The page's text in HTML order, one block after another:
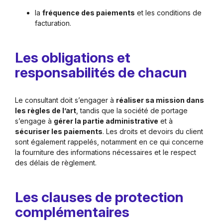
la fréquence des paiements et les conditions de
facturation.
Les obligations et
responsabilités de chacun
Le consultant doit s’engager à réaliser sa mission dans
les règles de l’art , tandis que la société de portage
s’engage à gérer la partie administrative et à
sécuriser les paiements. Les droits et devoirs du client
sont également rappelés, notamment en ce qui concerne
la fourniture des informations nécessaires et le respect
des délais de règlement.
Les clauses de protection
complémentaires